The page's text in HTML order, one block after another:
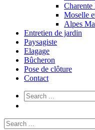
Moselle
Alpes
Entretien de jardin
Paysagiste
Elagage
Bûcheron
Pose de clôture
Contact